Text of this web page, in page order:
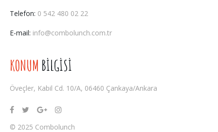
Telefon: 0 542 480 02 22
E-mail: info@combolunch.com.tr
KONUM BİLGİSİ
Öveçler, Kabil Cd. 10/A, 06460 Çankaya/Ankara
© 2025 Combolunch